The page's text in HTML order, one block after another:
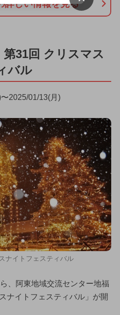
詳しい情報を見る
第31回 クリスマス
バル
2025/01/13(月)
ナイトフェスティバル
、阿東地域交流センター地福
ナイトフェスティバル」が開